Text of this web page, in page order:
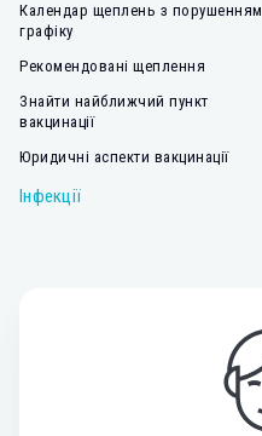
Календар щеплень з порушенням
графіку
Рекомендовані щеплення
Знайти найближчий пункт
вакцинації
Юридичні аспекти вакцинації
Інфекції